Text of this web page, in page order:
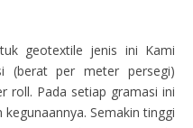
geotextile jenis ini Kami
(berat per meter persegi)
roll. Pada setiap gramasi ini
Semakin tinggi